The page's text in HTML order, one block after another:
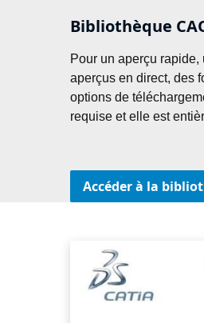
Bibliothèque
Pour un aperçu
aperçus en direct, des
options de
requise et elle est
Accéder à la